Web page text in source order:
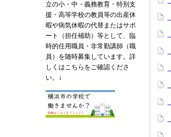
立の小・中・義務教育・特別支
援・高等学校の教員等の出産休
暇や病気休暇の代替またはサポ
ート（担任補助）等として、臨
時的任用職員・非常勤講師（職
員）を随時募集しています。詳
しくはこちらをご確認くださ
い。
↓